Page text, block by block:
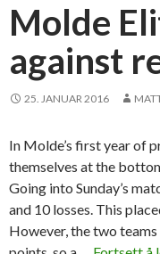
Molde
against
25. JANUAR 2016
In Molde’s first year of
themselves at the
Going into Sunday’s
and 10 losses. This
However, the two